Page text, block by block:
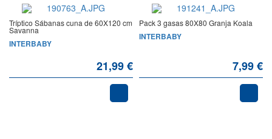
Tríptico Sábanas cuna de 60X120 cm
Savanna
INTERBABY
21,99 €
Pack 3 gasas 80X80 Granja Koala
INTERBABY
7,99 €